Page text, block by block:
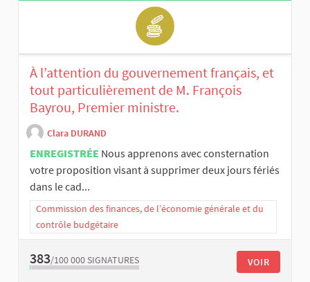
À l’attention du gouvernement français, et
tout particulièrement de M. François
Bayrou, Premier ministre.
Clara DURAND
ENREGISTRÉE Nous apprenons avec consternation
votre proposition visant à supprimer deux jours fériés
dans le cad...
Commission des finances, de l’économie générale et du
contrôle budgétaire
383/100 000 SIGNATURES VOIR